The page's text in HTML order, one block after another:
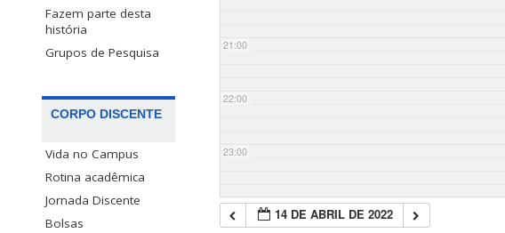
Fazem parte desta
história
Grupos de Pesquisa
CORPO DISCENTE
Vida no Campus
Rotina acadêmica
Jornada Discente
Bolsas
21:00
22:00
23:00
14 DE ABRIL DE 2022